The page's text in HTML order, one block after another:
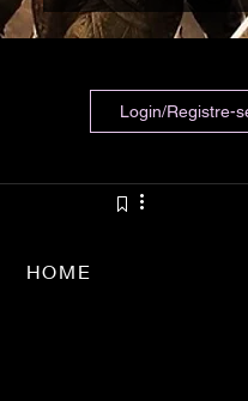
Login/Registre-
HOME